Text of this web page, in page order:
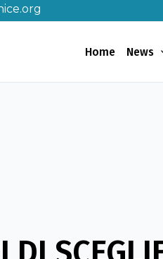
Home News